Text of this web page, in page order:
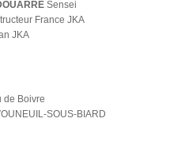
Sensei
France JKA
JKA
de Boivre
SOUS-BIARD